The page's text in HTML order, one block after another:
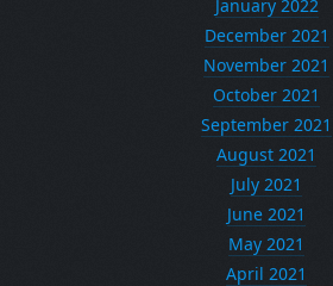
January 2022
December 2021
November 2021
October 2021
September 2021
August 2021
July 2021
June 2021
May 2021
April 2021